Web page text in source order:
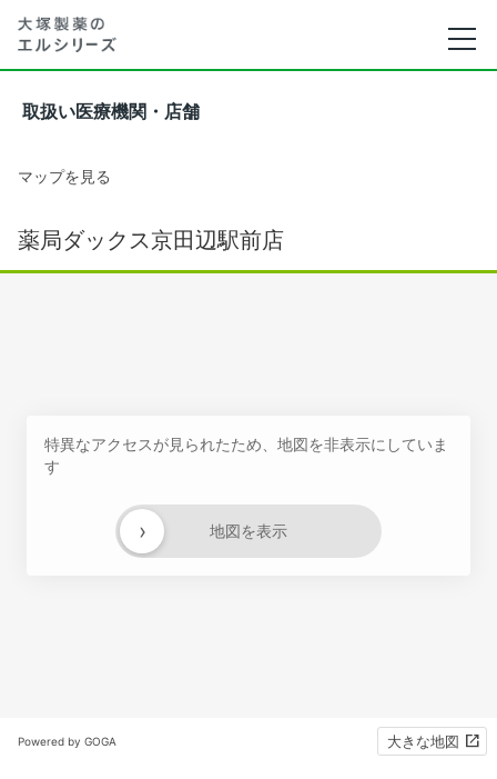
取扱い医療機関・店舗
マップを見る
薬局ダックス京田辺駅前店
特異なアクセスが見られたため、地図を非表示にしていま
す
地図を表示
›
Powered by GOGA 大きな地図